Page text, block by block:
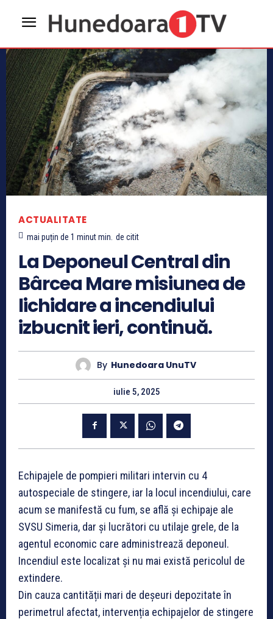
ACTUALITATE
mai puțin de 1 minutmin. de citit
La Deponeul Central din
Bârcea Mare misiunea de
lichidare a incendiului
izbucnit ieri, continuă.
By Hunedoara UnuTV
iulie 5, 2025
Echipajele de pompieri militari intervin cu 4
autospeciale de stingere, iar la locul incendiului, care
acum se manifestă cu fum, se află și echipaje ale
SVSU Simeria, dar și lucrători cu utilaje grele, de la
agentul economic care administrează deponeul.
Incendiul este localizat și nu mai există pericolul de
extindere.
Din cauza cantității mari de deșeuri depozitate în
perimetrul afectat, intervenția echipajelor de stingere